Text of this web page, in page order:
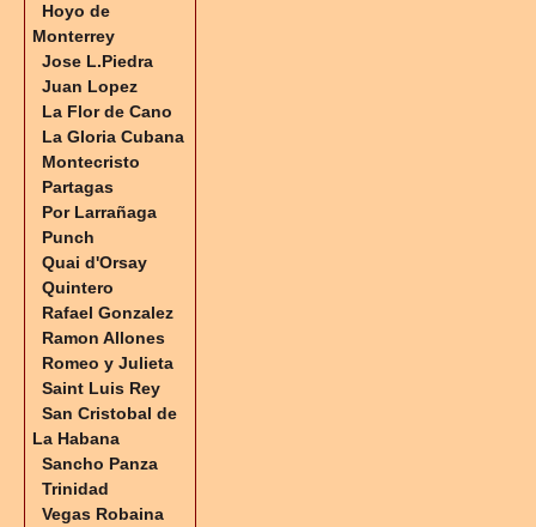
Hoyo de
Monterrey
Jose L.Piedra
Juan Lopez
La Flor de Cano
La Gloria Cubana
Montecristo
Partagas
Por Larrañaga
Punch
Quai d'Orsay
Quintero
Rafael Gonzalez
Ramon Allones
Romeo y Julieta
Saint Luis Rey
San Cristobal de
La Habana
Sancho Panza
Trinidad
Vegas Robaina